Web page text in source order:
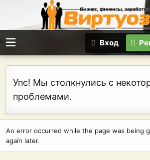
Вход
Упс! Мы столкнулись с
проблемами.
An error occurred while the page was being
again later.